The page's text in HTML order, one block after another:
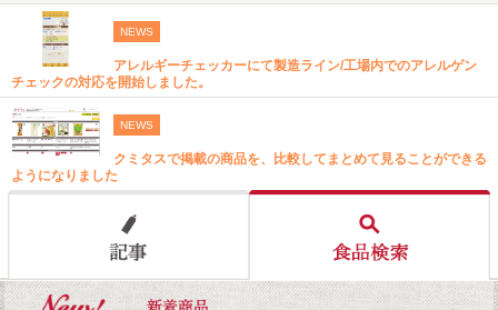
NEWS
アレルギーチェッカーにて製造ライン/工場内でのアレルゲン
チェックの対応を開始しました。
NEWS
クミタスで掲載の商品を、比較してまとめて見ることができる
ようになりました